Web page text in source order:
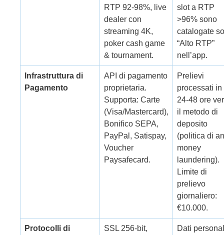
RTP 92-98%, live
dealer con
streaming 4K,
poker cash game
& tournament.
slot a RTP
>96% sono
catalogate
“Alto RTP”
nell’app.
Infrastruttura di
Pagamento
API di pagamento
proprietaria.
Supporta: Carte
(Visa/Mastercard),
Bonifico SEPA,
PayPal, Satispay,
Voucher
Paysafecard.
Prelievi
processati in
24-48 ore
il metodo di
deposito
(politica di
money
laundering).
Limite di
prelievo
giornaliero:
€10.000.
Protocolli di SSL 256-bit, Dati